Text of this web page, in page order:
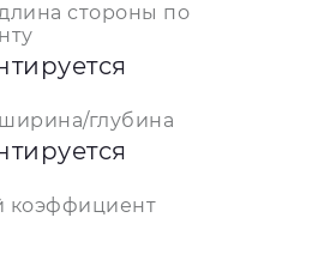
стороны по
глубина
коэффициент